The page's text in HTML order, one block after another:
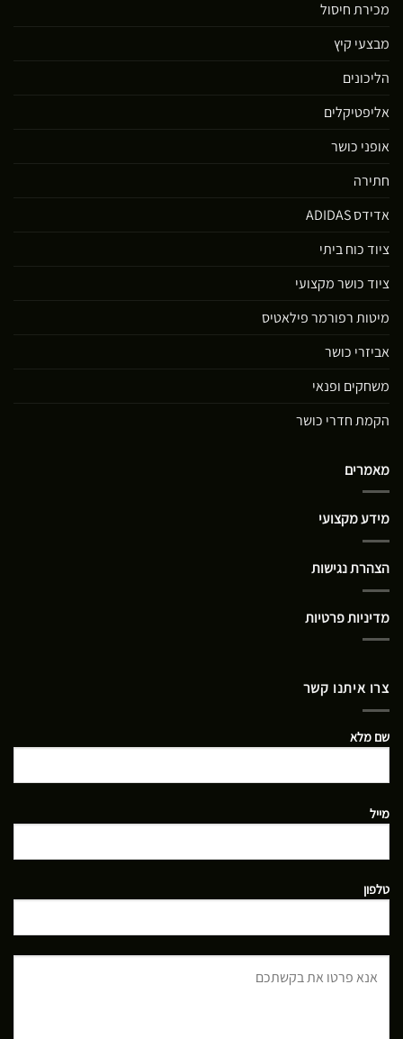
מכירת חיסול
מבצעי קיץ
הליכונים
אליפטיקלים
אופני כושר
חתירה
אדידס ADIDAS
ציוד כוח ביתי
ציוד כושר מקצועי
מיטות רפורמר פילאטיס
אביזרי כושר
משחקים ופנאי
הקמת חדרי כושר
מאמרים
מידע מקצועי
הצהרת נגישות
מדיניות פרטיות
צרו איתנו קשר
שם מלא
מייל
טלפון